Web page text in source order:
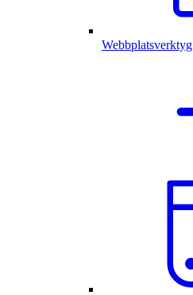
Webbplatsverktyg